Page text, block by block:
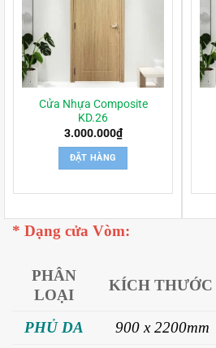
Cửa Nhựa Composite
KD.26
3.000.000₫
ĐẶT HÀNG
* Dạng cửa Vòm:
PHÂN
LOẠI
KÍCH THƯỚC
PHỦ DA 900 x 2200mm